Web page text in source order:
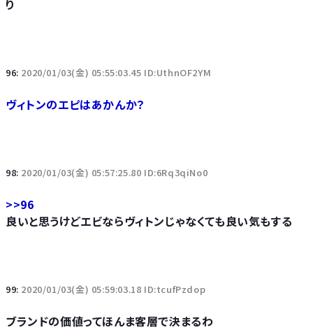
り
96: 2020/01/03(金) 05:55:03.45 ID:UthnOF2YM
ヴィトンのエピはあかんか？
98: 2020/01/03(金) 05:57:25.80 ID:6Rq3qiNo0
>>96
良いと思うけどエビならヴィトンじゃなくても良い気もする
99: 2020/01/03(金) 05:59:03.18 ID:tcufPzdop
ブランドの価値ってほんま客層で決まるわ